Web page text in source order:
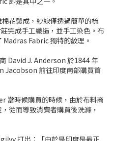
花製成，紗線僅透過簡單的梳
完成手工織造，並手工染色。布
Fabric 獨特的紋理。
David J. Anderson 於1844 年
Jacobson 前往印度南部購買首
當時候購買的時候，由於布料商
從而導致消費者購買後洗滌，
打出：「由於是印度是最正